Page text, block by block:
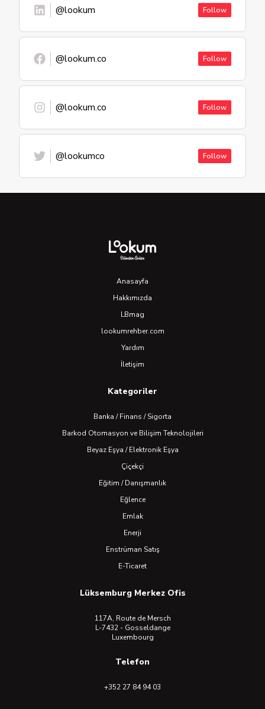
@lookum Follow
@lookum.co Follow
@lookum.co Follow
@lookumco Follow
Anasayfa
Hakkımızda
LBmag
lookumrehber.com
Yardım
İletişim
Kategoriler
Banka / Finans / Sigorta
Barkod Otomasyon ve Bilişim Teknolojileri
Beyaz Eşya / Elektronik Eşya
Çiçekçi
Eğitim / Danışmanlık
Eğlence
Emlak
Enerji
Enstrüman Satış
E-Ticaret
Lüksemburg Merkez Ofis
117A, Route de Mersch
L-7432 - Gosseldange
Luxembourg
Telefon
+352 27 84 94 03